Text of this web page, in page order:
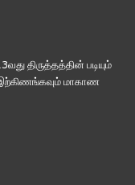
திருத்தத்தின் படியும்
இற்கிணங்கவும் மாகாண